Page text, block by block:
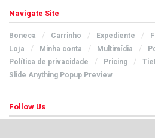
Navigate Site
Boneca Carrinho Expediente
Loja
Minha conta Multimídia
Política de privacidade
Pricing
Slide Anything Popup Preview
Follow Us